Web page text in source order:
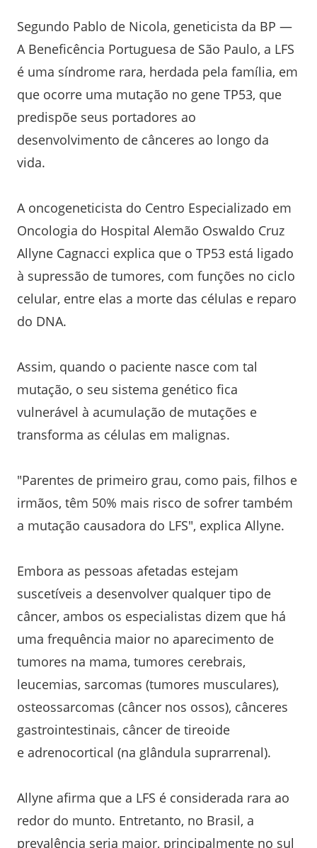
Segundo Pablo de Nicola, geneticista da BP —
A Beneficência Portuguesa de São Paulo, a LFS
é uma síndrome rara, herdada pela família, em
que ocorre uma mutação no gene TP53, que
predispõe seus portadores ao
desenvolvimento de cânceres ao longo da
vida.
A oncogeneticista do Centro Especializado em
Oncologia do Hospital Alemão Oswaldo Cruz
Allyne Cagnacci explica que o TP53 está ligado
à supressão de tumores, com funções no ciclo
celular, entre elas a morte das células e reparo
do DNA.
Assim, quando o paciente nasce com tal
mutação, o seu sistema genético fica
vulnerável à acumulação de mutações e
transforma as células em malignas.
"Parentes de primeiro grau, como pais, filhos e
irmãos, têm 50% mais risco de sofrer também
a mutação causadora do LFS", explica Allyne.
Embora as pessoas afetadas estejam
suscetíveis a desenvolver qualquer tipo de
câncer, ambos os especialistas dizem que há
uma frequência maior no aparecimento de
tumores na mama, tumores cerebrais,
leucemias, sarcomas (tumores musculares),
osteossarcomas (câncer nos ossos), cânceres
gastrointestinais, câncer de tireoide
e adrenocortical (na glândula suprarrenal).
Allyne afirma que a LFS é considerada rara ao
redor do munto. Entretanto, no Brasil, a
prevalência seria maior, principalmente no sul